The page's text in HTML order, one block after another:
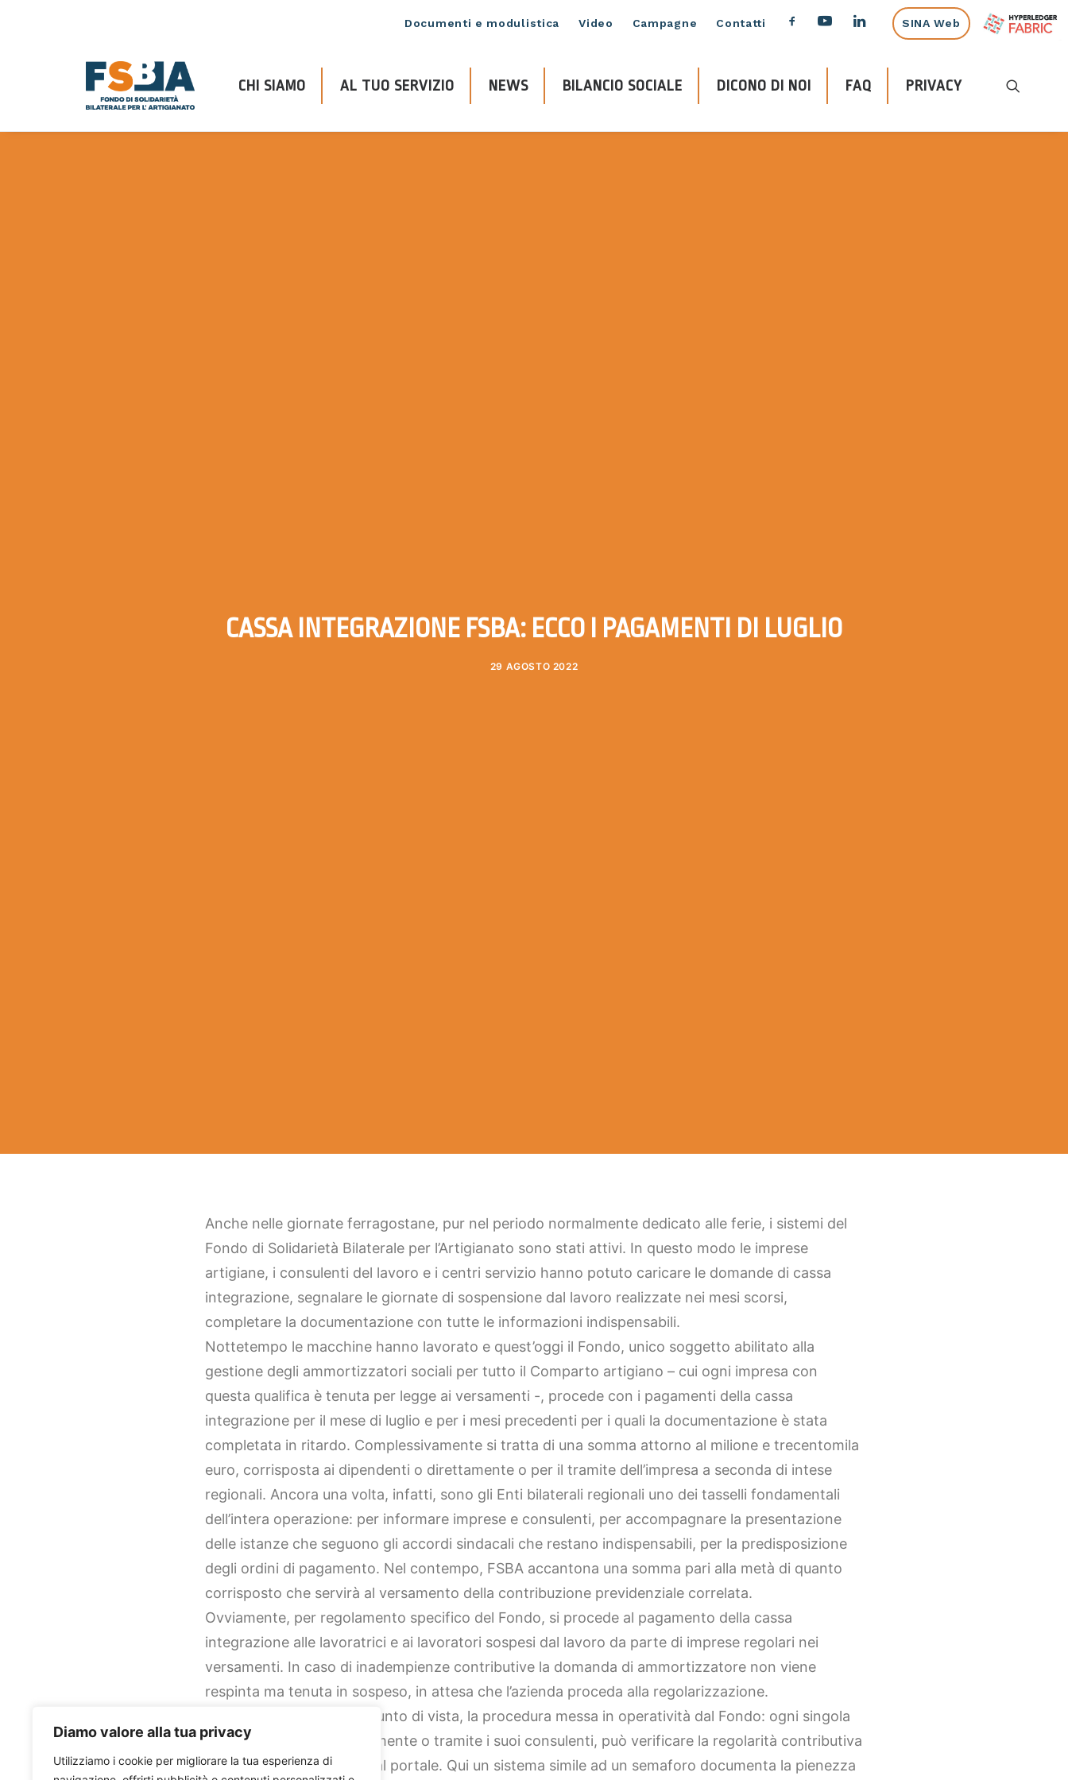
Diamo valore alla tua privacy
Utilizziamo i cookie per migliorare la tua esperienza di
Documenti e modulistica Video Campagne Contatti SINA Web
CHI SIAMO AL TUO SERVIZIO NEWS BILANCIO SOCIALE DICONO DI NOI FAQ PRIVACY
CASSA INTEGRAZIONE FSBA: ECCO I PAGAMENTI DI LUGLIO
29 AGOSTO 2022
Anche nelle giornate ferragostane, pur nel periodo normalmente dedicato alle ferie, i sistemi del
Fondo di Solidarietà Bilaterale per l’Artigianato sono stati attivi. In questo modo le imprese
artigiane, i consulenti del lavoro e i centri servizio hanno potuto caricare le domande di cassa
integrazione, segnalare le giornate di sospensione dal lavoro realizzate nei mesi scorsi,
completare la documentazione con tutte le informazioni indispensabili.
Nottetempo le macchine hanno lavorato e quest’oggi il Fondo, unico soggetto abilitato alla
gestione degli ammortizzatori sociali per tutto il Comparto artigiano – cui ogni impresa con
questa qualifica è tenuta per legge ai versamenti -, procede con i pagamenti della cassa
integrazione per il mese di luglio e per i mesi precedenti per i quali la documentazione è stata
completata in ritardo. Complessivamente si tratta di una somma attorno al milione e trecentomila
euro, corrisposta ai dipendenti o direttamente o per il tramite dell’impresa a seconda di intese
regionali. Ancora una volta, infatti, sono gli Enti bilaterali regionali uno dei tasselli fondamentali
dell’intera operazione: per informare imprese e consulenti, per accompagnare la presentazione
delle istanze che seguono gli accordi sindacali che restano indispensabili, per la predisposizione
degli ordini di pagamento. Nel contempo, FSBA accantona una somma pari alla metà di quanto
corrisposto che servirà al versamento della contribuzione previdenziale correlata.
Ovviamente, per regolamento specifico del Fondo, si procede al pagamento della cassa
integrazione alle lavoratrici e ai lavoratori sospesi dal lavoro da parte di imprese regolari nei
versamenti. In caso di inadempienze contributive la domanda di ammortizzatore non viene
respinta ma tenuta in sospeso, in attesa che l’azienda proceda alla regolarizzazione.
Interessante, da questo punto di vista, la procedura messa in operatività dal Fondo: ogni singola
impresa artigiana, direttamente o tramite i suoi consulenti, può verificare la regolarità contributiva
accedendo direttamente al portale. Qui un sistema simile ad un semaforo documenta la pienezza